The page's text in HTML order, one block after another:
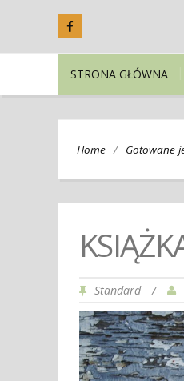
STRONA GŁÓWNA
Home / Gotowane
Standard /